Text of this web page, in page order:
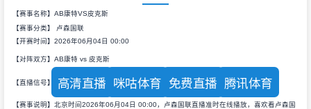
【赛事名称】AB康特VS皮克斯
【赛事分类】 卢森国联
【开赛时间】2026年06月04日 00:00
【对阵双方】AB康特 vs 皮克斯
【直播信号】 高清直播 咪咕体育 免费直播 腾讯体育
【赛事说明】北京时间2026年06月04日 00:00，卢森国联直播准时在线播放，喜欢看卢森国